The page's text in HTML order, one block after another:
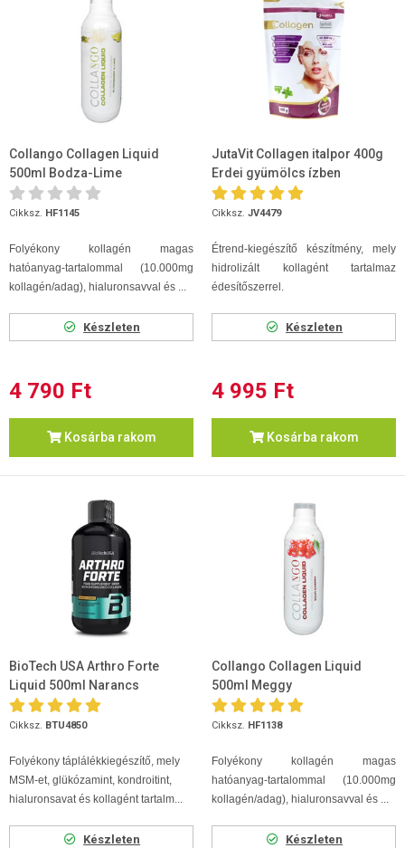
Collango Collagen Liquid
500ml Bodza-Lime
Cikksz. HF1145
Folyékony kollagén magas
hatóanyag-tartalommal (10.000mg
kollagén/adag), hialuronsavval és ...
Készleten
4 790 Ft
Kosárba rakom
JutaVit Collagen italpor 400g
Erdei gyümölcs ízben
Cikksz. JV4479
Étrend-kiegészítő készítmény, mely
hidrolizált kollagént tartalmaz
édesítőszerrel.
Készleten
4 995 Ft
Kosárba rakom
BioTech USA Arthro Forte
Liquid 500ml Narancs
Cikksz. BTU4850
Folyékony táplálékkiegészítő, mely
MSM-et, glükózamint, kondroitint,
hialuronsavat és kollagént tartalm...
Készleten
Collango Collagen Liquid
500ml Meggy
Cikksz. HF1138
Folyékony kollagén magas
hatóanyag-tartalommal (10.000mg
kollagén/adag), hialuronsavval és ...
Készleten